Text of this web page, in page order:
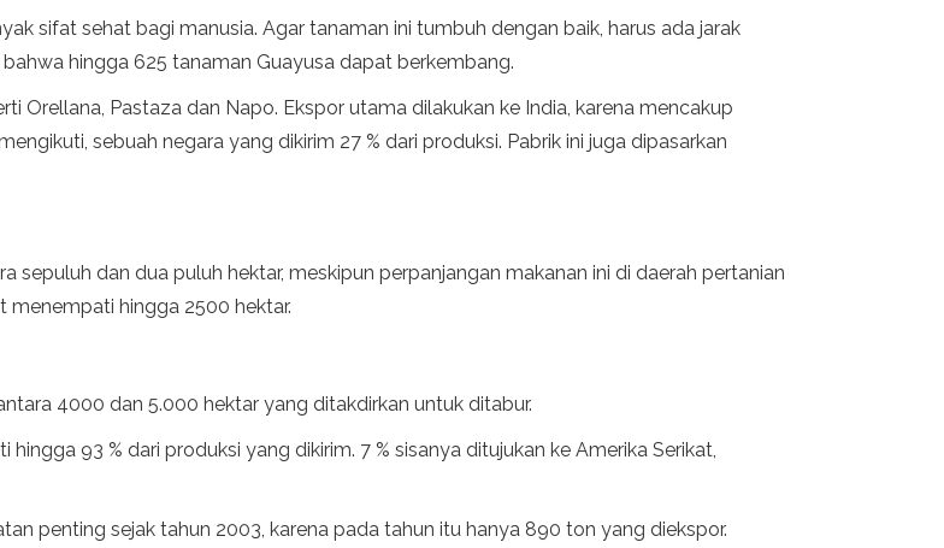
sifat sehat bagi manusia. Agar tanaman ini tumbuh dengan baik, harus ada jarak
hingga 625 tanaman Guayusa dapat berkembang.
Orellana, Pastaza dan Napo. Ekspor utama dilakukan ke India, karena mencakup
sebuah negara yang dikirim 27 % dari produksi. Pabrik ini juga dipasarkan
sepuluh dan dua puluh hektar, meskipun perpanjangan makanan ini di daerah pertanian
menempati hingga 2500 hektar.
4000 dan 5.000 hektar yang ditakdirkan untuk ditabur.
93 % dari produksi yang dikirim. 7 % sisanya ditujukan ke Amerika Serikat,
penting sejak tahun 2003, karena pada tahun itu hanya 890 ton yang diekspor.